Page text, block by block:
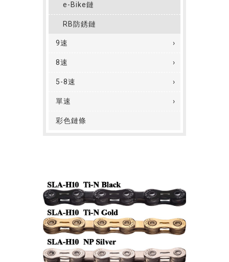
e-Bike鏈
RB防銹鏈
9速
8速
5-8速
單速
彩色鏈條